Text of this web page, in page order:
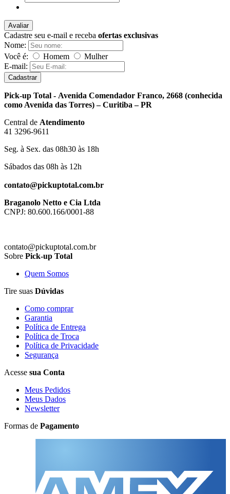
Avaliar
Cadastre seu e-mail e receba ofertas exclusivas
Nome:
Você é:
Homem
Mulher
E-mail:
Cadastrar
Pick-up Total - Avenida Comendador Franco, 2668 (conhecida
como Avenida das Torres) – Curitiba – PR
Central de Atendimento
41 3296-9611
Seg. à Sex. das 08h30 às 18h
Sábados das 08h às 12h
contato@pickuptotal.com.br
Braganolo Netto e Cia Ltda
CNPJ: 80.600.166/0001-88
contato@pickuptotal.com.br
Sobre Pick-up Total
Quem Somos
Tire suas Dúvidas
Como comprar
Garantia
Política de Entrega
Política de Troca
Política de Privacidade
Segurança
Acesse sua Conta
Meus Pedidos
Meus Dados
Newsletter
Formas de Pagamento